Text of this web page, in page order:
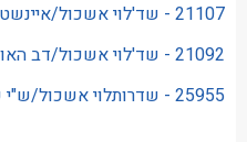
21107 - שד'לוי אשכול/איינשטיין
21092 - שד'לוי אשכול/דב האוזנר
25955 - שדרותלוי אשכול/ש"י עגנון